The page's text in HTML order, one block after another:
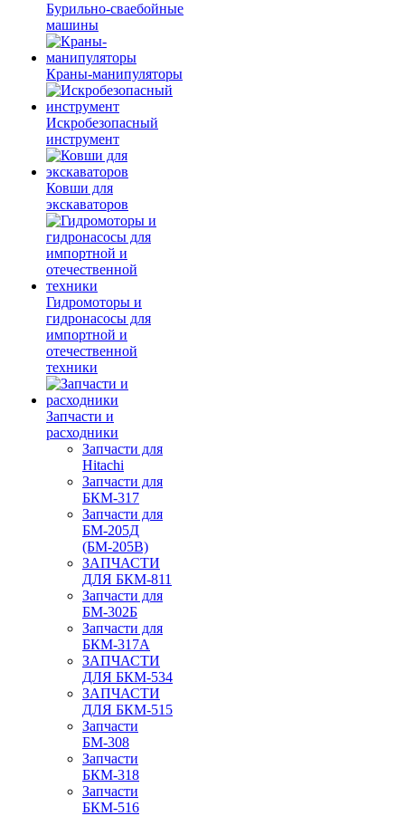
Бурильно-сваебойные
машины
Краны-манипуляторы
Искробезопасный
инструмент
Ковши для
экскаваторов
Гидромоторы и
гидронасосы для
импортной и
отечественной
техники
Запчасти и
расходники
Запчасти для
Hitachi
Запчасти для
БКМ-317
Запчасти для
БМ-205Д
(БМ-205В)
ЗАПЧАСТИ
ДЛЯ БКМ-811
Запчасти для
БМ-302Б
Запчасти для
БКМ-317А
ЗАПЧАСТИ
ДЛЯ БКМ-534
ЗАПЧАСТИ
ДЛЯ БКМ-515
Запчасти
БМ-308
Запчасти
БКМ-318
Запчасти
БКМ-516